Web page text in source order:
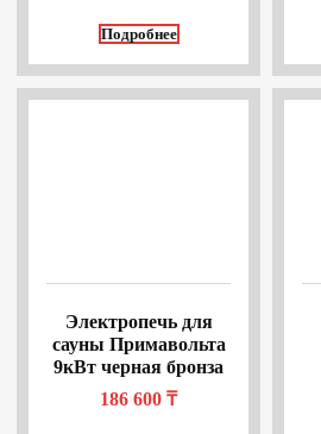
Подробнее
Электропечь для
сауны Примавольта
9кВт черная бронза
186 600₸